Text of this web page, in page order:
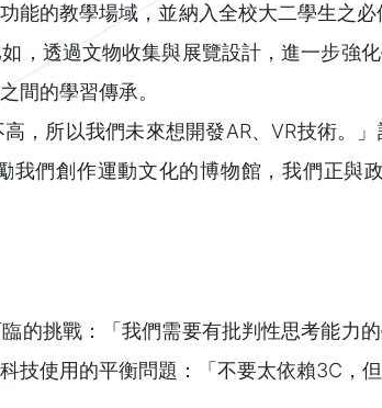
能的教學場域，並納入全校大二學生之
，透過文物收集與展覽設計，進一步強
間的學習傳承。
，所以我們未來想開發AR、VR技術。
我們創作運動文化的博物館，我們正與
的挑戰：「我們需要有批判性思考能力
技使用的平衡問題：「不要太依賴3C，